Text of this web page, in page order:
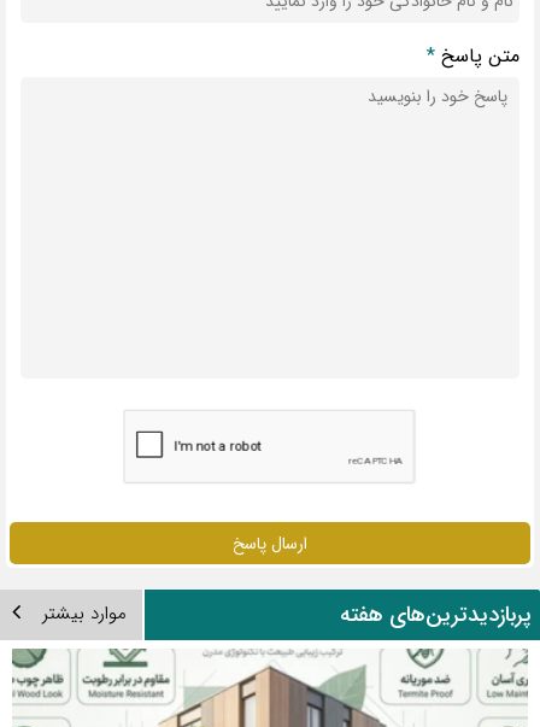
متن پاسخ*
ارسال پاسخ
هفته موارد بیشتر